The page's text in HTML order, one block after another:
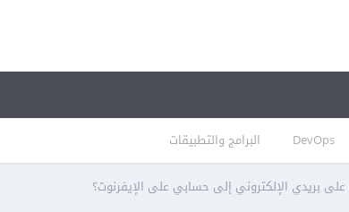
DevOps البرامج والتطبيقات
بريدي الإلكتروني إلى حسابي على الإيفرنوت؟